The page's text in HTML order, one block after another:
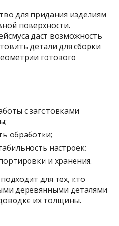
для придания изделиям
поверхности.
даст возможность
детали для сборки
готового
с заготовками
обработки;
настроек;
и хранения.
для тех, кто
деревянными деталями
их толщины.